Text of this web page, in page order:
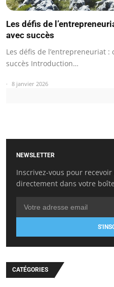
Les défis de
avec succès
Les défis de l’entrepreneuriat
succès Introduction…
8 janvier 2026
NEWSLETTER
Inscrivez-vous pour
directement dans votre
CATÉGORIES